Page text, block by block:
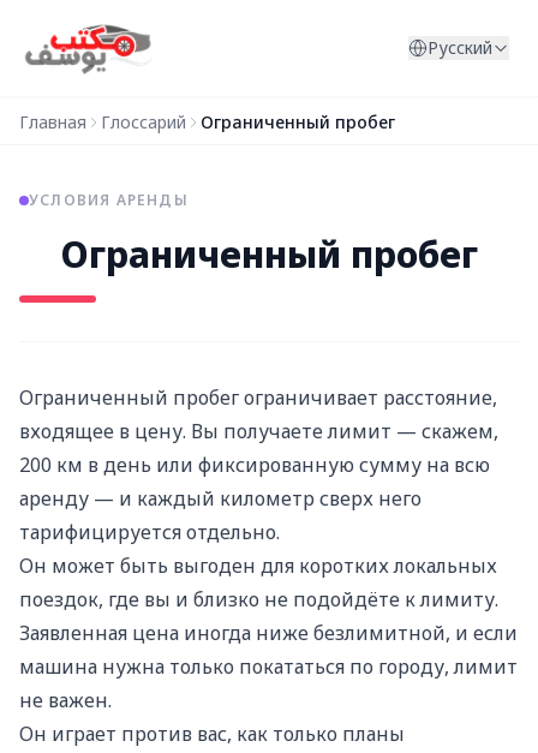
Русский
Главная Глоссарий Ограниченный пробег
УСЛОВИЯ АРЕНДЫ
Ограниченный пробег
Ограниченный пробег ограничивает расстояние,
входящее в цену. Вы получаете лимит — скажем,
200 км в день или фиксированную сумму на всю
аренду — и каждый километр сверх него
тарифицируется отдельно.
Он может быть выгоден для коротких локальных
поездок, где вы и близко не подойдёте к лимиту.
Заявленная цена иногда ниже безлимитной, и если
машина нужна только покататься по городу, лимит
не важен.
Он играет против вас, как только планы